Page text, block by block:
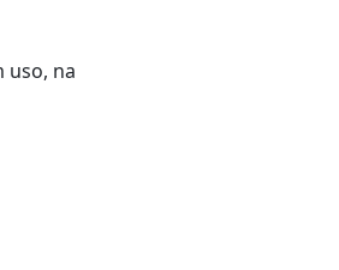
uso, na